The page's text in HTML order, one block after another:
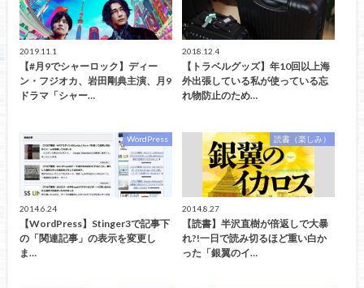
2019.11.1
【#月9でシャーロック】ディー
ン・フジオカ、岩田剛典主演、月9
ドラマ「シャー…
2018.12.4
【トラベルグッズ】年10回以上海
外出張している私が使っている忘
れ物防止のため…
WordPress
2014.6.24
【WordPress】Stinger3で記事下
の「関連記事」の表示を変更し
ま…
読書（楽しみ）
2014.8.27
【読書】半沢直樹が倍返しで大暴
れ?!一日で読み切るほど重い白か
った「銀翼のイ…